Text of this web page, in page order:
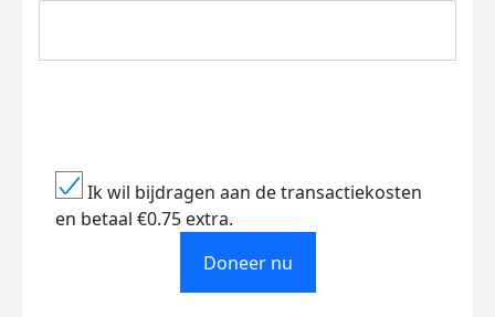
Ik wil bijdragen aan de transactiekosten
en betaal €0.75 extra.
Doneer nu